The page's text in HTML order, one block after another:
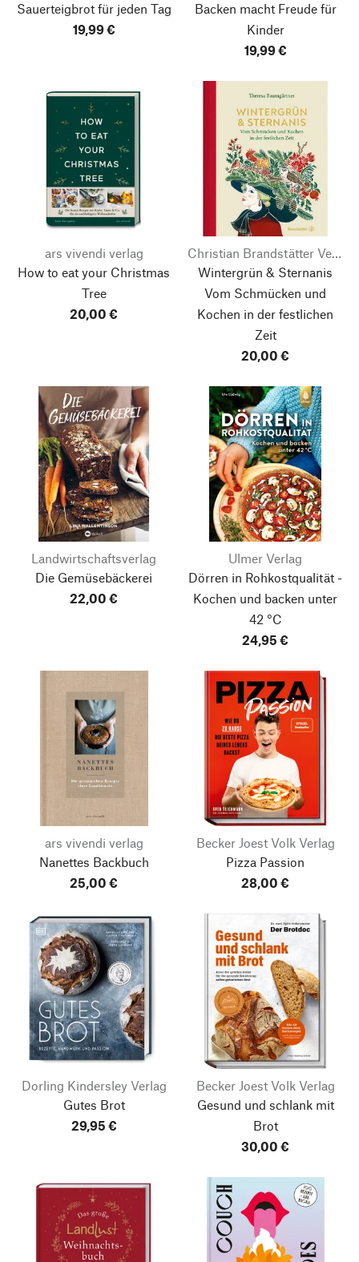
Sauerteigbrot für jeden Tag
19,99 €
Backen macht Freude für
Kinder
19,99 €
ars vivendi verlag
How to eat your Christmas
Tree
20,00 €
Christian Brandstätter Verlag
Wintergrün & Sternanis
Vom Schmücken und
Kochen in der festlichen
Zeit
20,00 €
Landwirtschaftsverlag
Die Gemüsebäckerei
22,00 €
Ulmer Verlag
Dörren in Rohkostqualität -
Kochen und backen unter
42 °C
24,95 €
ars vivendi verlag
Nanettes Backbuch
25,00 €
Becker Joest Volk Verlag
Pizza Passion
28,00 €
Dorling Kindersley Verlag
Gutes Brot
29,95 €
Becker Joest Volk Verlag
Gesund und schlank mit
Brot
30,00 €